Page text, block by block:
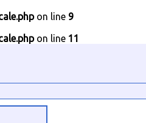
on line 9
on line 11